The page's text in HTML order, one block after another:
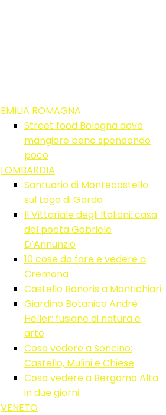
EMILIA ROMAGNA
Street food Bologna dove
mangiare bene spendendo
poco
LOMBARDIA
Santuario di Montecastello
sul Lago di Garda
Il Vittoriale degli Italiani: casa
del poeta Gabriele
D’Annunzio
10 cose da fare e vedere a
Cremona
Castello Bonoris a Montichiari
Giardino Botanico Andrè
Heller: fusione di natura e
arte
Cosa vedere a Soncino:
Castello, Mulini e Chiese
Cosa vedere a Bergamo Alta
in due giorni
VENETO